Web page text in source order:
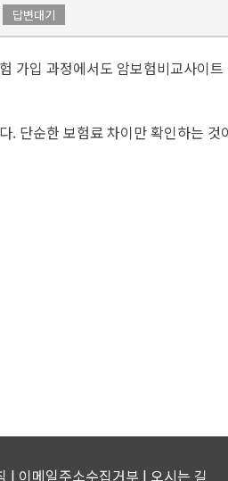
답변대기
입 과정에서도 암보험비교사이
단순한 보험료 차이만 확인하는
| 이메일주소수집거부 | 오시는 길